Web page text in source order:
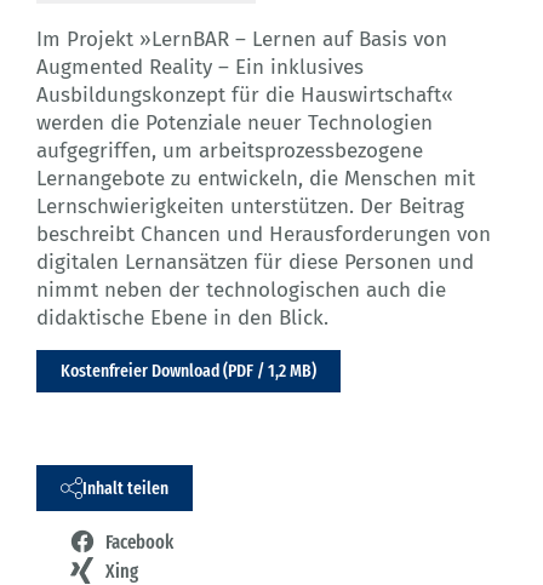
Im Projekt »LernBAR – Lernen auf Basis von
Augmented Reality – Ein inklusives
Ausbildungskonzept für die Hauswirtschaft«
werden die Potenziale neuer Technologien
aufgegriffen, um arbeitsprozessbezogene
Lernangebote zu entwickeln, die Menschen mit
Lernschwierigkeiten unterstützen. Der Beitrag
beschreibt Chancen und Herausforderungen von
digitalen Lernansätzen für diese Personen und
nimmt neben der technologischen auch die
didaktische Ebene in den Blick.
Kostenfreier Download (PDF / 1,2 MB)
Inhalt teilen
Facebook
Xing